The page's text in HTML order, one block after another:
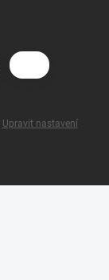
Upravit nastavení